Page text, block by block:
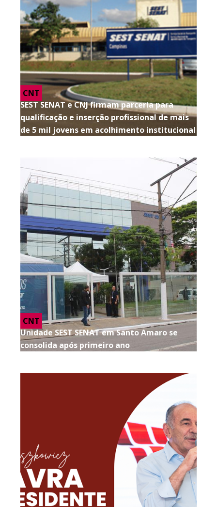
CNT
SEST SENAT e CNJ firmam parceria para
qualificação e inserção profissional de mais
de 5 mil jovens em acolhimento institucional
CNT
Unidade SEST SENAT em Santo Amaro se
consolida após primeiro ano